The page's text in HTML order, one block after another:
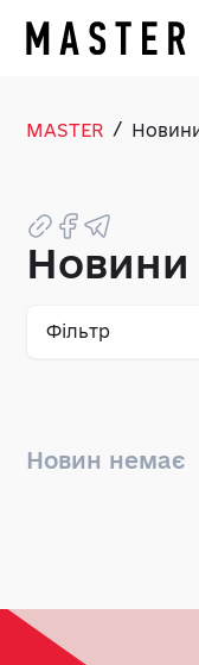
MASTER /
Новини
Фільтр
Новин немає